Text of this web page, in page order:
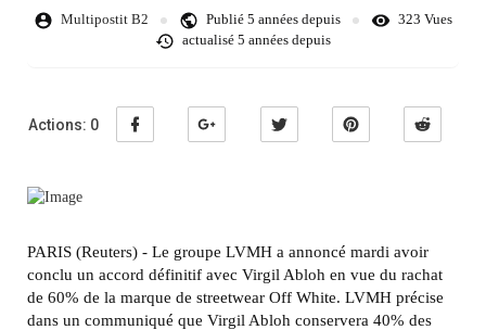
Multipostit B2 Publié 5 années depuis
323 Vues
actualisé 5 années depuis
Actions: 0
PARIS (Reuters) - Le groupe LVMH a annoncé mardi avoir
conclu un accord définitif avec Virgil Abloh en vue du rachat
de 60% de la marque de streetwear Off White. LVMH précise
dans un communiqué que Virgil Abloh conservera 40% des